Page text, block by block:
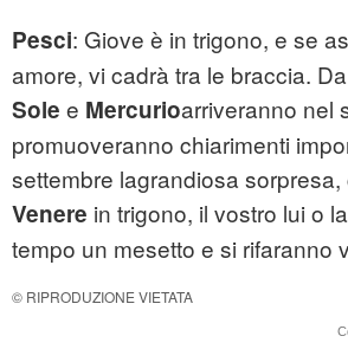
Pesci: Giove è in trigono, e se
amore, vi cadrà tra le braccia.
Sole e Mercurioarriveranno nel
promuoveranno chiarimenti
settembre lagrandiosa sorpresa,
Venere in trigono, il vostro lui o
tempo un mesetto e si rifaranno
© RIPRODUZIONE VIETATA